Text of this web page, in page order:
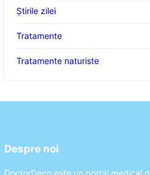
Știrile zilei
Tratamente
Tratamente naturiste
Despre noi
DoctorDeco este un portal medical